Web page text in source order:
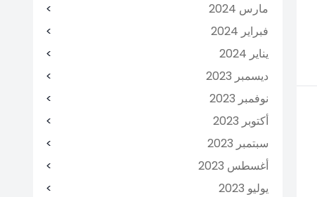
مارس 2024
فبراير 2024
يناير 2024
ديسمبر 2023
نوفمبر 2023
أكتوبر 2023
سبتمبر 2023
أغسطس 2023
يوليو 2023